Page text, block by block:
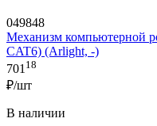
049848
Механизм компьютерной
CAT6) (Arlight, -)
701 18
₽/шт
В наличии